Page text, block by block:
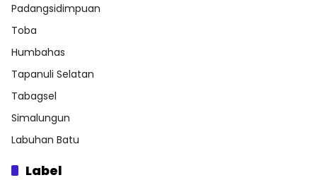
Padangsidimpuan
Toba
Humbahas
Tapanuli Selatan
Tabagsel
Simalungun
Labuhan Batu
Label